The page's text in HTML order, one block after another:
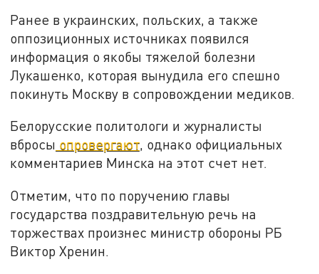
Ранее в украинских, польских, а также
оппозиционных источниках появился
информация о якобы тяжелой болезни
Лукашенко, которая вынудила его спешно
покинуть Москву в сопровождении медиков.
Белорусские политологи и журналисты
вбросы опровергают, однако официальных
комментариев Минска на этот счет нет.
Отметим, что по поручению главы
государства поздравительную речь на
торжествах произнес министр обороны РБ
Виктор Хренин.